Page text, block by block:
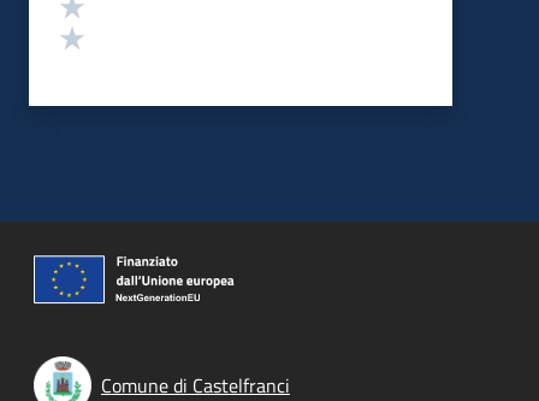
Comune di Castelfranci